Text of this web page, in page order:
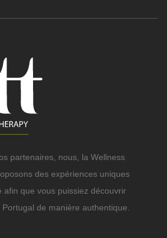
partenaires, nous, la Wellness
des expériences uniques
afin que vous puissiez découvrir
de manière authentique.